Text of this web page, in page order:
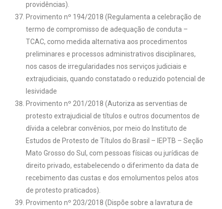
providências).
Provimento nº 194/2018 (Regulamenta a celebração de
termo de compromisso de adequação de conduta –
TCAC, como medida alternativa aos procedimentos
preliminares e processos administrativos disciplinares,
nos casos de irregularidades nos serviços judiciais e
extrajudiciais, quando constatado o reduzido potencial de
lesividade
Provimento nº 201/2018 (Autoriza as serventias de
protesto extrajudicial de títulos e outros documentos de
dívida a celebrar convênios, por meio do Instituto de
Estudos de Protesto de Títulos do Brasil – IEPTB – Seção
Mato Grosso do Sul, com pessoas físicas ou jurídicas de
direito privado, estabelecendo o diferimento da data de
recebimento das custas e dos emolumentos pelos atos
de protesto praticados).
Provimento nº 203/2018 (Dispõe sobre a lavratura de